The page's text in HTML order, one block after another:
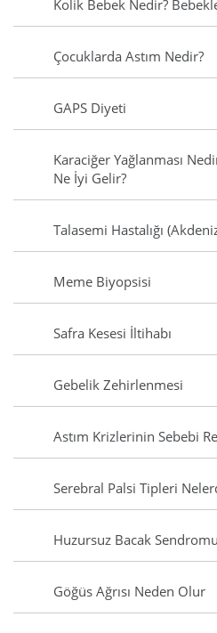
Kolik Bebek Nedir?
Çocuklarda Astım Nedir?
GAPS Diyeti
Karaciğer Yağlanması
Ne İyi Gelir?
Talasemi Hastalığı
Meme Biyopsisi
Safra Kesesi İltihabı
Gebelik Zehirlenmesi
Astım Krizlerinin Sebebi
Serebral Palsi Tipleri
Huzursuz Bacak Sendromu
Göğüs Ağrısı Neden Olur